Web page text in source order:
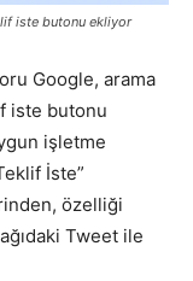
iste butonu ekliyor
Google, arama
iste butonu
işletme
İste”
özelliği
Tweet ile